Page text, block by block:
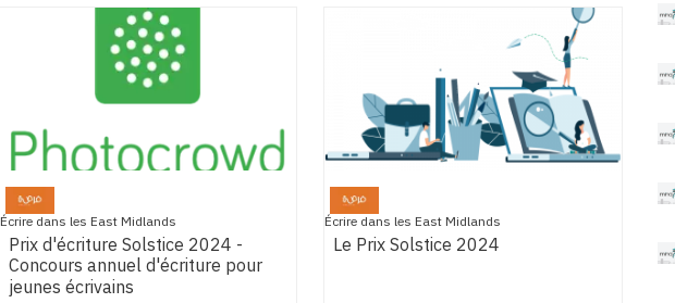
Écrire dans les East Midlands
Prix d'écriture Solstice 2024 -
Concours annuel d'écriture pour
jeunes écrivains
Écrire dans les East Midlands
Le Prix Solstice 2024